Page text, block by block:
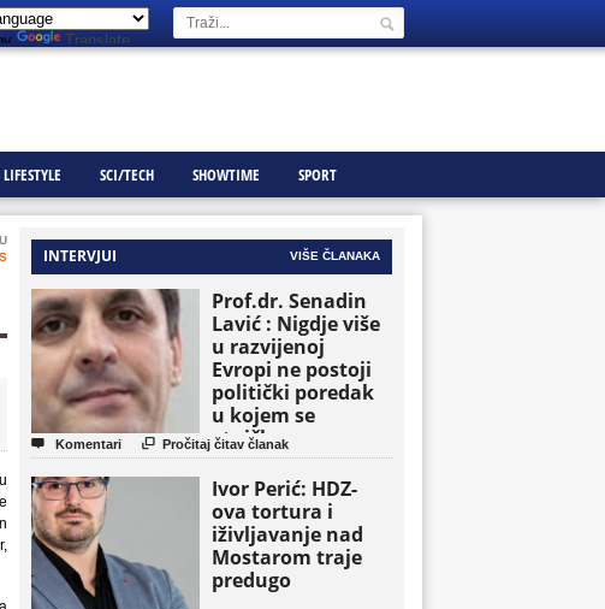
Translate
LIFESTYLE SCI/TECH SHOWTIME SPORT
INTERVJUI VIŠE ČLANAKA
Prof.dr. Senadin
Lavić : Nigdje više
u razvijenoj
Evropi ne postoji
politički poredak
u kojem se
etničke grupe
pojavljuju kao
osnovne političke
jedinice
 Komentari  Pročitaj čitav članak
Ivor Perić: HDZ-
ova tortura i
iživljavanje nad
Mostarom traje
predugo